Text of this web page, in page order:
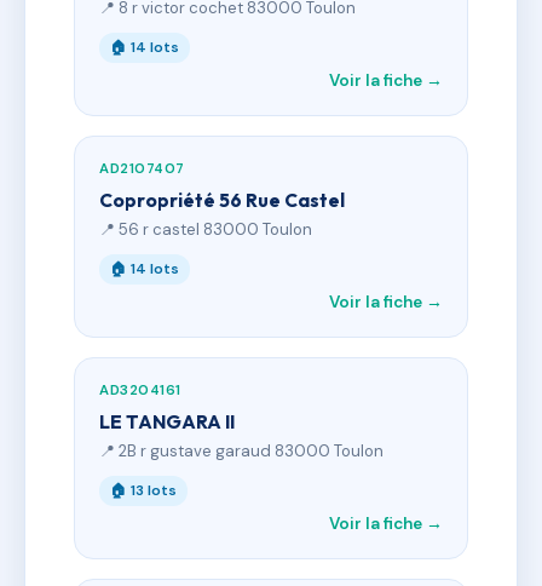
📍 8 r victor cochet 83000 Toulon
🏠 14 lots
Voir la fiche →
AD2107407
Copropriété 56 Rue Castel
📍 56 r castel 83000 Toulon
🏠 14 lots
Voir la fiche →
AD3204161
LE TANGARA II
📍 2B r gustave garaud 83000 Toulon
🏠 13 lots
Voir la fiche →